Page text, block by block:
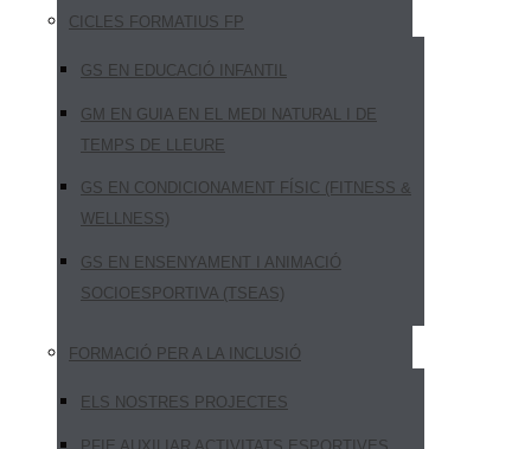
CICLES FORMATIUS FP
GS EN EDUCACIÓ INFANTIL
GM EN GUIA EN EL MEDI NATURAL I DE
TEMPS DE LLEURE
GS EN CONDICIONAMENT FÍSIC (FITNESS &
WELLNESS)
GS EN ENSENYAMENT I ANIMACIÓ
SOCIOESPORTIVA (TSEAS)
FORMACIÓ PER A LA INCLUSIÓ
ELS NOSTRES PROJECTES